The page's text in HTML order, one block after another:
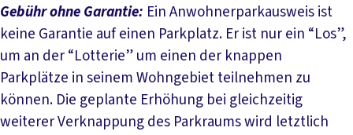
Gebühr ohne Garantie: Ein Anwohnerparkausweis ist
keine Garantie auf einen Parkplatz. Er ist nur ein “Los”,
um an der “Lotterie” um einen der knappen
Parkplätze in seinem Wohngebiet teilnehmen zu
können. Die geplante Erhöhung bei gleichzeitig
weiterer Verknappung des Parkraums wird letztlich